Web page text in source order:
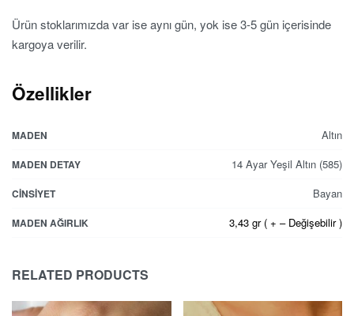
Ürün stoklarımızda var ise aynı gün, yok ise 3-5 gün içerisinde
kargoya verilir.
Özellikler
MADEN Altın
MADEN DETAY 14 Ayar Yeşil Altın (585)
CINSIYET Bayan
MADEN AĞIRLIK 3,43 gr ( + – Değişebilir )
RELATED PRODUCTS